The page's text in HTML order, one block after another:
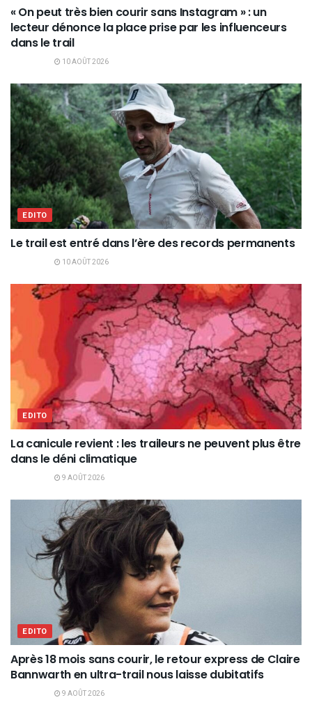
« On peut très bien courir sans Instagram » : un
lecteur dénonce la place prise par les influenceurs
dans le trail
10 AOÛT 2026
EDITO
Le trail est entré dans l’ère des records permanents
10 AOÛT 2026
EDITO
La canicule revient : les traileurs ne peuvent plus être
dans le déni climatique
9 AOÛT 2026
EDITO
Après 18 mois sans courir, le retour express de Claire
Bannwarth en ultra-trail nous laisse dubitatifs
9 AOÛT 2026